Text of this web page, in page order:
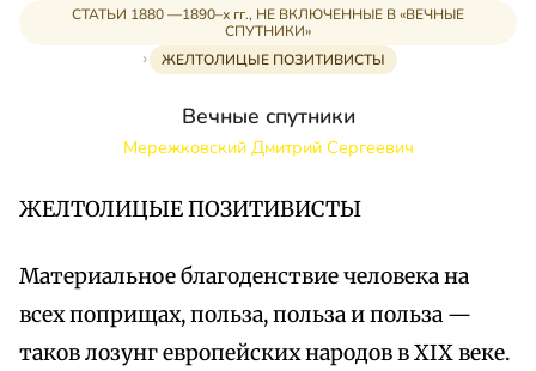
СТАТЬИ 1880 —1890–х гг., НЕ ВКЛЮЧЕННЫЕ В «ВЕЧНЫЕ
СПУТНИКИ»
ЖЕЛТОЛИЦЫЕ ПОЗИТИВИСТЫ
Вечные спутники
Мережковский Дмитрий Сергеевич
ЖЕЛТОЛИЦЫЕ ПОЗИТИВИСТЫ
Материальное благоденствие человека на
всех поприщах, польза, польза и польза —
таков лозунг европейских народов в XIX веке.